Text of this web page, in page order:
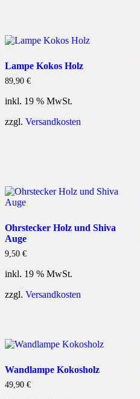
Lampe Kokos Holz
89,90 €
inkl. 19 % MwSt.
zzgl. Versandkosten
Ohrstecker Holz und Shiva
Auge
9,50 €
inkl. 19 % MwSt.
zzgl. Versandkosten
Wandlampe Kokosholz
49,90 €